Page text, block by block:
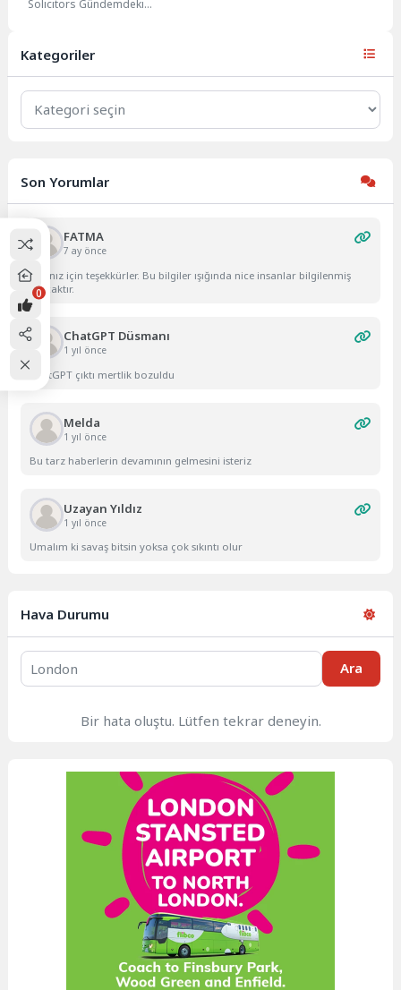
karar
Solicitors Gündemdeki
Kategoriler
Kategoriler
Son Yorumlar
FATMA
7 ay önce
Yazınız için teşekkürler. Bu bilgiler ışığında nice insanlar bilgilenmiş
olacaktır.
ChatGPT Düsmanı
1 yıl önce
ChatGPT çıktı mertlik bozuldu
Melda
1 yıl önce
Bu tarz haberlerin devamının gelmesini isteriz
Uzayan Yıldız
1 yıl önce
Umalım ki savaş bitsin yoksa çok sıkıntı olur
Hava Durumu
Ara
Bir hata oluştu. Lütfen tekrar deneyin.
0